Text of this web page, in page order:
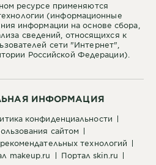
ИНФОРМАЦИЯ
конфиденциальности
сайтом
технологий
makeup.ru портал skin.ru
ресурсе применяются
(информационные
информации на основе сбора,
сведений, относящихся к
сети "Интернет",
Российской Федерации).